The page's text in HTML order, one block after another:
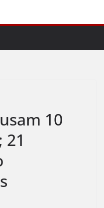
10
21